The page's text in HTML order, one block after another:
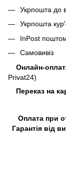
Укрпошта до
Укрпошта
InPost
Самовивіз
Онлайн-
Privat24)
Переказ на
Оплата при
Гарантія від